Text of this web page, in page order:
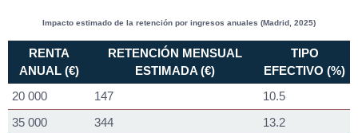
Impacto estimado de la retención por ingresos anuales (Madrid, 2025)
RENTA
ANUAL (€)
RETENCIÓN MENSUAL
ESTIMADA (€)
TIPO
EFECTIVO (%)
20 000
147
10.5
35 000
344
13.2